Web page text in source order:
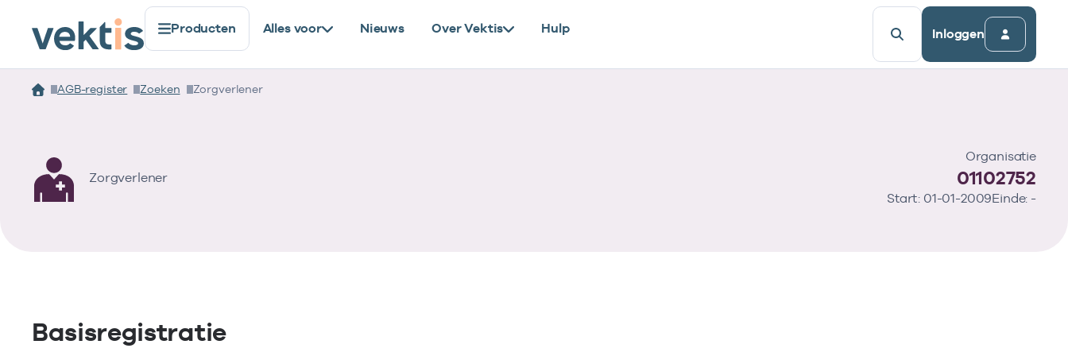
Producten Alles voor Nieuws Over Vektis Hulp Inloggen
AGB-register Zoeken Zorgverlener
Zorgverlener
Organisatie
01102752
Start: 01-01-2009Einde: -
Basisregistratie